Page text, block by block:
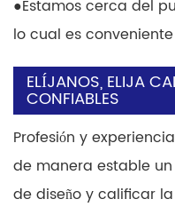
●Estamos cerca del
lo cual es
ELÍJANOS, ELIJA
CONFIABLES
Profesión y
de manera estable
de diseño y calificar